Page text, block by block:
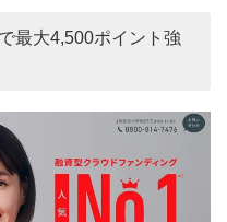
最大4,500ポイント強